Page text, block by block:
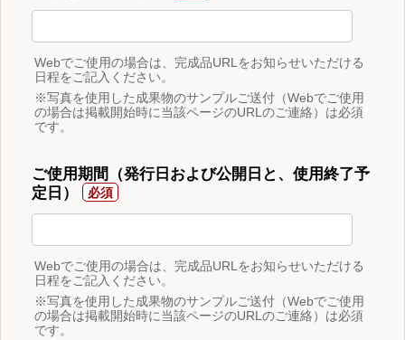
Webでご使用の場合は、完成品URLをお知らせいただける
日程をご記入ください。
※写真を使用した成果物のサンプルご送付（Webでご使用
の場合は掲載開始時に当該ページのURLのご連絡）は必須
です。
ご使用期間（発行日および公開日と、使用終了予
定日）
Webでご使用の場合は、完成品URLをお知らせいただける
日程をご記入ください。
※写真を使用した成果物のサンプルご送付（Webでご使用
の場合は掲載開始時に当該ページのURLのご連絡）は必須
です。